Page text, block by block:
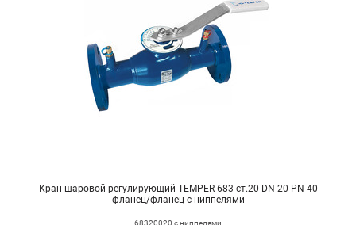
Кран шаровой регулирующий TEMPER 683 ст.20 DN 20 PN 40
фланец/фланец с ниппелями